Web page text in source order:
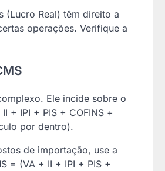
(Lucro Real) têm direito a
operações. Verifique a
Ele incide sobre o
+ IPI + PIS + COFINS +
por dentro).
de importação, use a
= (VA + II + IPI + PIS +